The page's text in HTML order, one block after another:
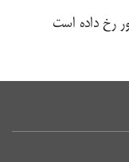
رخ داده است